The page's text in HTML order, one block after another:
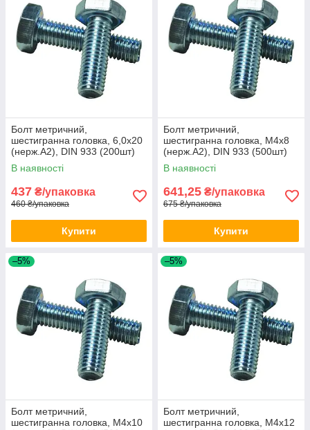
Болт метричний,
шестигранна головка, 6,0х20
(нерж.А2), DIN 933 (200шт)
В наявності
437 ₴/упаковка
460 ₴/упаковка
Купити
Болт метричний,
шестигранна головка, М4х8
(нерж.А2), DIN 933 (500шт)
В наявності
641,25 ₴/упаковка
675 ₴/упаковка
Купити
–5%
Болт метричний,
шестигранна головка, М4х10
–5%
Болт метричний,
шестигранна головка, М4х12